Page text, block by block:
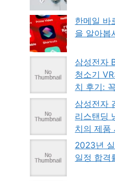
한메일 바
을 알아봅
삼성전자
청소기
치 후기:
삼성전자
리스탠딩
치의 제품
2023년
일정 합격